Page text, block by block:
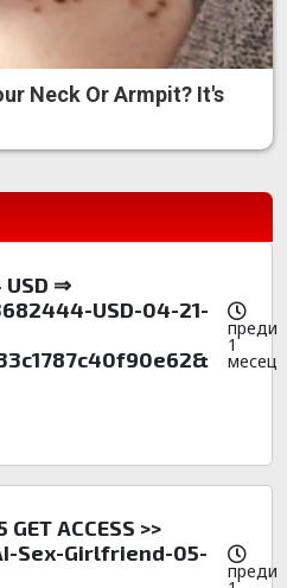
Neck Or Armpit? It's
⇒
USD-04-21-
преди
1
месец
ACCESS >>
Sex-Girlfriend-05-
преди